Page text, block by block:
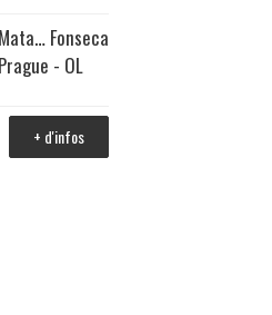
Fonseca
- OL
+ d'infos